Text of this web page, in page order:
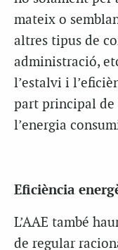
mateix o
altres tipus de
administració,
l’estalvi i
part principal de
l’energia
Eficiència
L’AAE també
de regular